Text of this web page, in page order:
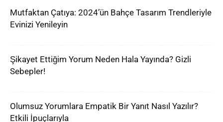
Mutfaktan Çatıya: 2024’ün Bahçe Tasarım Trendleriyle
Evinizi Yenileyin
Şikayet Ettiğim Yorum Neden Hala Yayında? Gizli
Sebepler!
Olumsuz Yorumlara Empatik Bir Yanıt Nasıl Yazılır?
Etkili İpuçlarıyla